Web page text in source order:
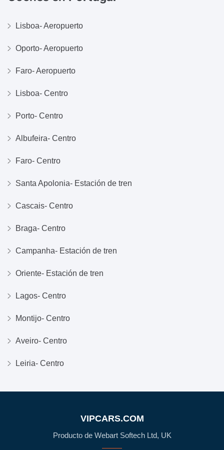
Lisboa- Aeropuerto
Oporto- Aeropuerto
Faro- Aeropuerto
Lisboa- Centro
Porto- Centro
Albufeira- Centro
Faro- Centro
Santa Apolonia- Estación de tren
Cascais- Centro
Braga- Centro
Campanha- Estación de tren
Oriente- Estación de tren
Lagos- Centro
Montijo- Centro
Aveiro- Centro
Leiria- Centro
VIPCARS.COM
Producto de Webart Softech Ltd, UK